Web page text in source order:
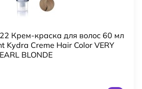
Крем-краска для волос 60 мл
Kydra Creme Hair Color VERY
BLONDE